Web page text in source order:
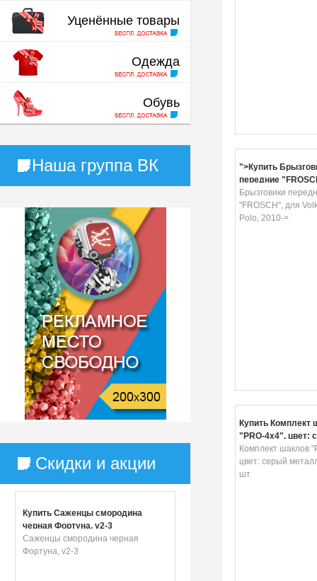
Уценённые товары
Одежда
Обувь
Наша группа ВК
Скидки и акции
Купить Саженцы смородина
черная Фортуна, v2-3
Саженцы смородина черная
Фортуна, v2-3
">Купить
передние
Volkswagen Polo,
Брызговики
"FROSCH", для
Polo, 2010->
Купить Комплект
"PRO-4x4", цвет:
металлик, 4,75 т,
Комплект шаклов
цвет: серый
шт